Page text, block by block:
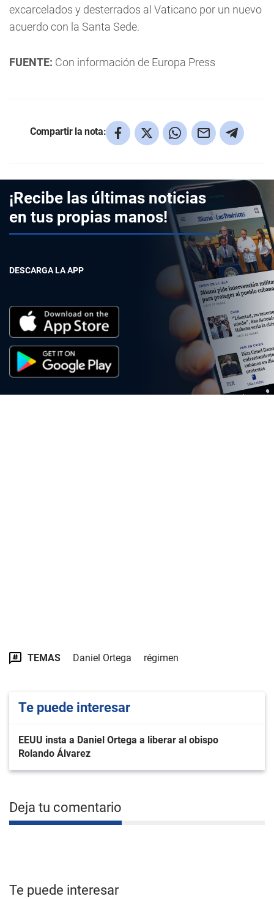
excarcelados y desterrados al Vaticano por un nuevo
acuerdo con la Santa Sede.
FUENTE: Con información de Europa Press
Compartir la nota:
¡Recibe las últimas noticias
en tus propias manos!
DESCARGA LA APP
TEMAS Daniel Ortega régimen
Te puede interesar
EEUU insta a Daniel Ortega a liberar al obispo
Rolando Álvarez
Deja tu comentario
Te puede interesar